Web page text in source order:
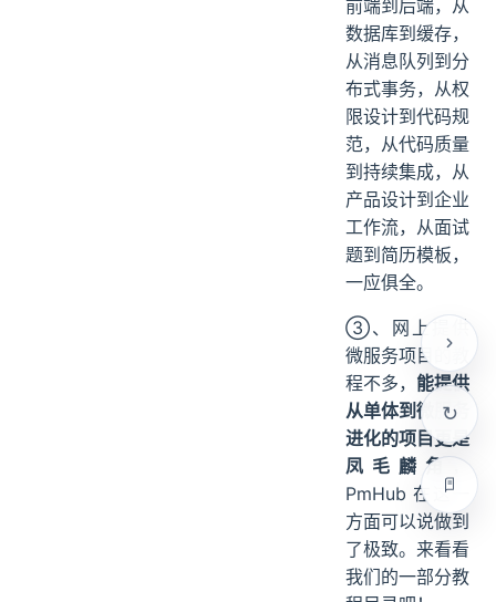
建到部署，从单
体到微服务，从
前端到后端，从
数据库到缓存，
从消息队列到分
布式事务，从权
限设计到代码规
范，从代码质量
到持续集成，从
产品设计到企业
工作流，从面试
题到简历模板，
一应俱全。
③、网上提供
微服务项目的教
程不多，能提供
从单体到微服务
进化的项目更是
凤毛麟角，
PmHub 在这一
方面可以说做到